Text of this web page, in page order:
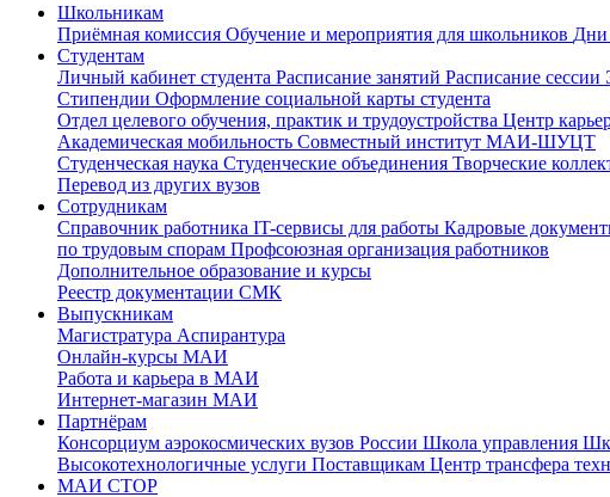
Школьникам
Приёмная комиссия Обучение и мероприятия для школьников Дни
Студентам
Личный кабинет студента Расписание занятий Расписание сессии
Стипендии Оформление социальной карты студента
Отдел целевого обучения, практик и трудоустройства Центр
Академическая мобильность Совместный институт МАИ-ШУЦТ
Студенческая наука Студенческие объединения Творческие
Перевод из других вузов
Сотрудникам
Cправочник работника IT-сервисы для работы Кадровые
по трудовым спорам Профсоюзная организация работников
Дополнительное образование и курсы
Реестр документации СМК
Выпускникам
Магистратура Аспирантура
Онлайн-курсы МАИ
Работа и карьера в МАИ
Интернет-магазин МАИ
Партнёрам
Консорциум аэрокосмических вузов России Школа управления
Высокотехнологичные услуги Поставщикам Центр трансфера
МАИ СТОР